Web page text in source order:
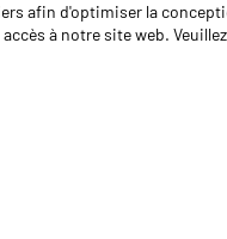
Outillage / Accessoires
afin d'optimiser la
à notre site web.